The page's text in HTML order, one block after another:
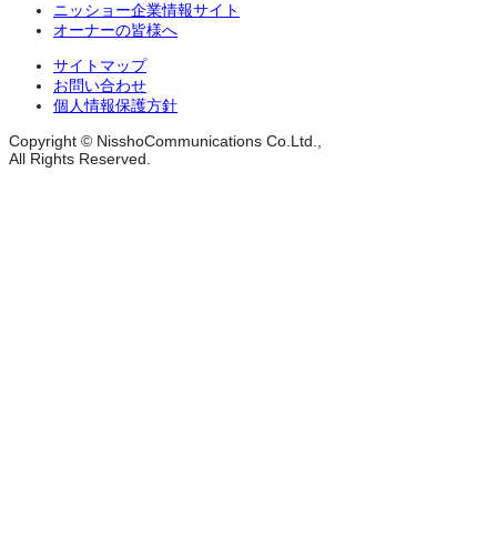
ニッショー企業情報サイト
オーナーの皆様へ
サイトマップ
お問い合わせ
個人情報保護方針
Copyright © NisshoCommunications Co.Ltd.,
All Rights Reserved.